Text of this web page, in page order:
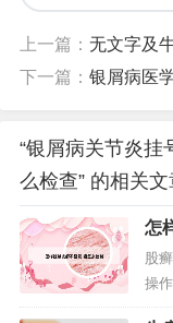
上一篇： 无文字及
下一篇： 银屑病医
“银屑病关节炎
么检查” 的相关文
怎
股
操
的